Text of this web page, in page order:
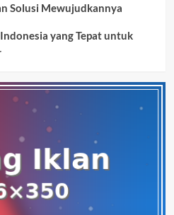
Solusi Mewujudkannya
yang Tepat untuk